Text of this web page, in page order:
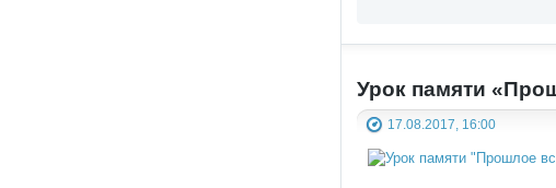
Урок памяти
17.08.2017, 16:00